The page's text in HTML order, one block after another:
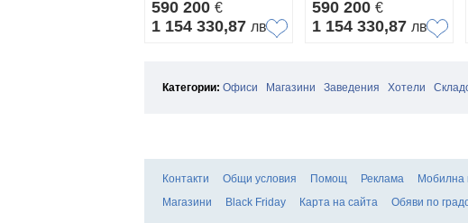
590 200 €
1 154 330,87 лв
590 200 €
1 154 330,87 лв
Категории: Офиси Магазини Заведения Хотели
Контакти Общи условия Помощ Реклама Мобилна
Магазини
Black Friday Карта на сайта Обяви по